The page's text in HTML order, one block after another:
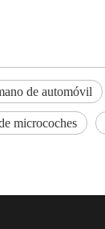
de automóvil
microcoches